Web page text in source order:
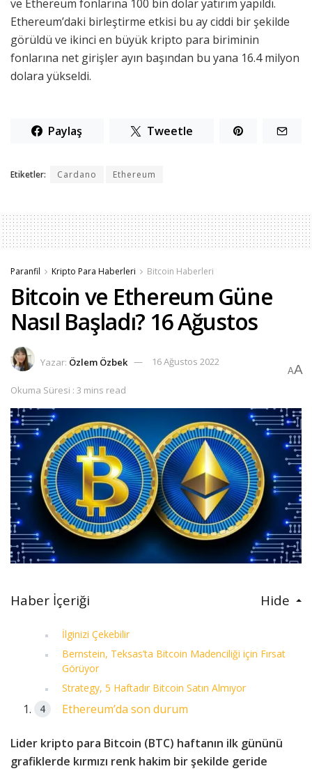
ve Ethereum fonlarına 100 bin dolar yatırım yapıldı.
Ethereum’daki birleştirme etkisi bu ay ciddi bir şekilde
görüldü ve ikinci en büyük kripto para biriminin
fonlarına net girişler ayın başından bu yana 16.4 milyon
dolara yükseldi.
Paylaş Tweetle
Etiketler: Cardano Ethereum
Paranfil Kripto Para Haberleri Bitcoin Haberleri
Bitcoin ve Ethereum Güne
Nasıl Başladı? 16 Ağustos
Yazar: Özlem Özbek 16 Ağustos 2022
Okuma Süresi : 3 mins read
AA
Haber İçeriği Hide
İlginizi Çekebilir
Bernstein, Teksas’ta Bitcoin Madenciliği için Fırsat
Görüyor
Strategy, 5 Haftadır Bitcoin Satın Almıyor
Ethereum’da son durum
Lider kripto para Bitcoin (BTC) haftanın ilk gününü
grafiklerde kırmızı renk hakim bir şekilde geride